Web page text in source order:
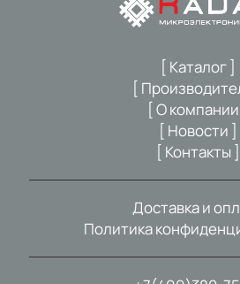
[ Каталог ]
[
[ О
[ Новости ]
[ Контакты ]
Доставка и
Политика